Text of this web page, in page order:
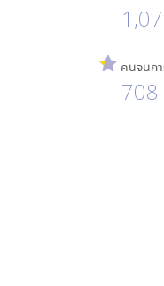
คนจนก
708